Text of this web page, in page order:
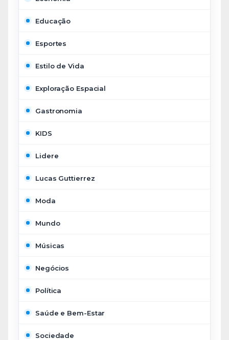
Educação
Esportes
Estilo de Vida
Exploração Espacial
Gastronomia
KIDS
Lidere
Lucas Guttierrez
Moda
Mundo
Músicas
Negócios
Política
Saúde e Bem-Estar
Sociedade